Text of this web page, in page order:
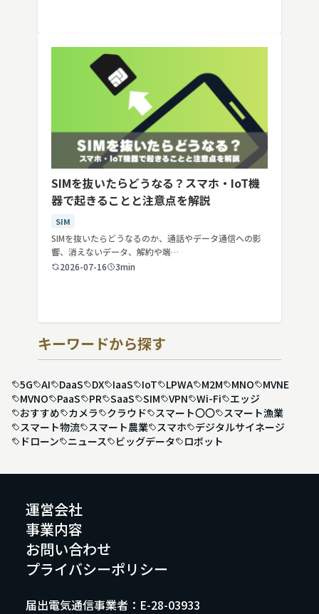
SIMを抜いたらどうなる？スマホ・IoT機
器で起きることと注意点を解説
SIM
SIMを抜いたらどうなるのか、通話やデータ通信への影
響、消えないデータ、解約や端…
2026-07-16
3min
キーワードから探す
5G AI DaaS DX IaaS IoT LPWA M2M MNO
MVNE
MVNO
PaaS PR SaaS SIM VPN Wi-Fi
エッジ
おすすめ
カメラ クラウド スマート〇〇
スマート漁業
スマート物流
スマート農業 スマホ
デジタルサイネージ
ドローン
ニュース ビッグデータ ロボット
運営会社
事業内容
お問い合わせ
プライバシーポリシー
届出電気通信事業者：E-28-03933